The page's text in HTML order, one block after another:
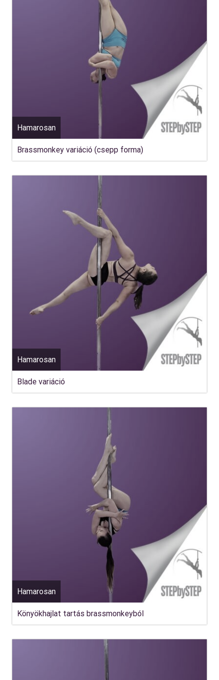
Hamarosan
Brassmonkey variáció (csepp forma)
Hamarosan
Blade variáció
Hamarosan
Könyökhajlat tartás brassmonkeyból